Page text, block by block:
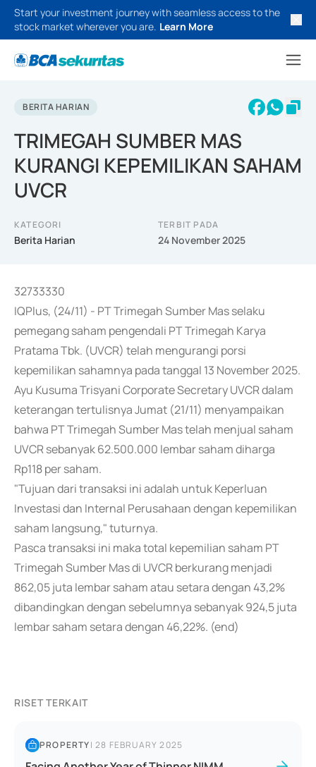
Start your investment journey with seamless access to the
stock market wherever you are. Learn More
BERITA HARIAN
TRIMEGAH SUMBER MAS
KURANGI KEPEMILIKAN SAHAM
UVCR
KATEGORI
Berita Harian
TERBIT PADA
24 November 2025
32733330
IQPlus, (24/11) - PT Trimegah Sumber Mas selaku
pemegang saham pengendali PT Trimegah Karya
Pratama Tbk. (UVCR) telah mengurangi porsi
kepemilikan sahamnya pada tanggal 13 November 2025.
Ayu Kusuma Trisyani Corporate Secretary UVCR dalam
keterangan tertulisnya Jumat (21/11) menyampaikan
bahwa PT Trimegah Sumber Mas telah menjual saham
UVCR sebanyak 62.500.000 lembar saham diharga
Rp118 per saham.
"Tujuan dari transaksi ini adalah untuk Keperluan
Investasi dan Internal Perusahaan dengan kepemilikan
saham langsung," tuturnya.
Pasca transaksi ini maka total kepemilian saham PT
Trimegah Sumber Mas di UVCR berkurang menjadi
862,05 juta lembar saham atau setara dengan 43,2%
dibandingkan dengan sebelumnya sebanyak 924,5 juta
lembar saham setara dengan 46,22%. (end)
RISET TERKAIT
PROPERTY|28 FEBRUARY 2025